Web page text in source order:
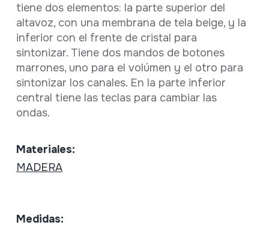
tiene dos elementos: la parte superior del
altavoz, con una membrana de tela beige, y la
inferior con el frente de cristal para
sintonizar. Tiene dos mandos de botones
marrones, uno para el volúmen y el otro para
sintonizar los canales. En la parte inferior
central tiene las teclas para cambiar las
ondas.
Materiales:
MADERA
Medidas: